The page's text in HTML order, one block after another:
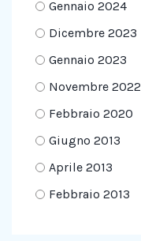
Gennaio 2024
Dicembre 2023
Gennaio 2023
Novembre 2022
Febbraio 2020
Giugno 2013
Aprile 2013
Febbraio 2013